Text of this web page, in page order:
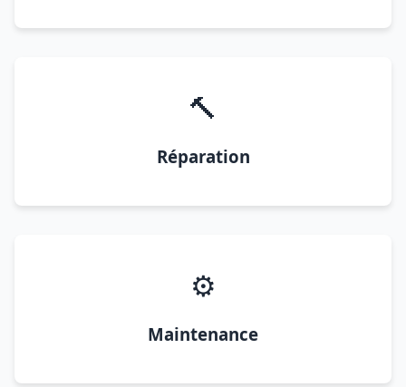
🔨
Réparation
⚙️
Maintenance